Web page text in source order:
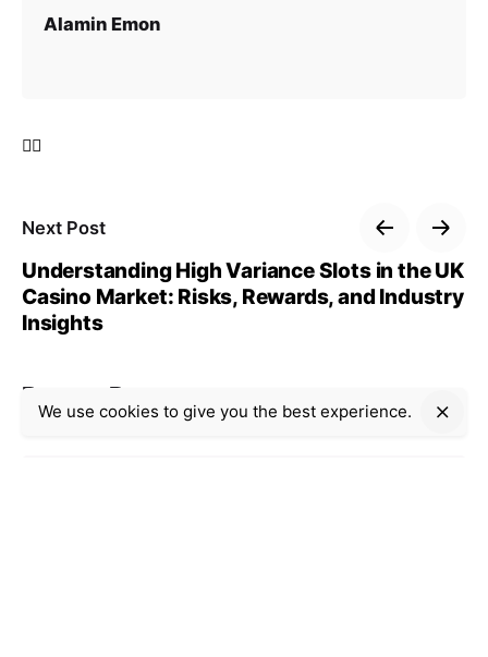
Alamin Emon
Next Post
Understanding High Variance Slots in the UK
Casino Market: Risks, Rewards, and Industry
Insights
Recent Posts
We use cookies to give you the best experience.